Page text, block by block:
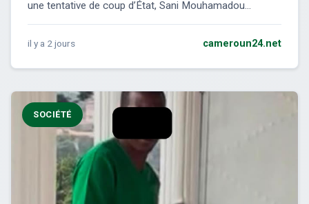
une tentative de coup d’État, Sani Mouhamadou...
il y a 2 jours cameroun24.net
SOCIÉTÉ